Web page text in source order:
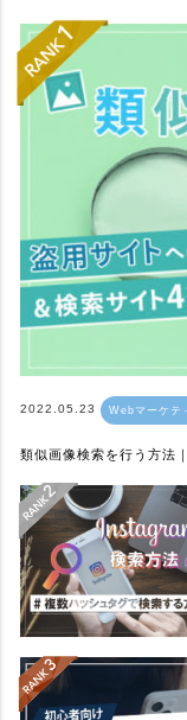
2022.05.23 Webマーケテ
類似画像検索を行う方法